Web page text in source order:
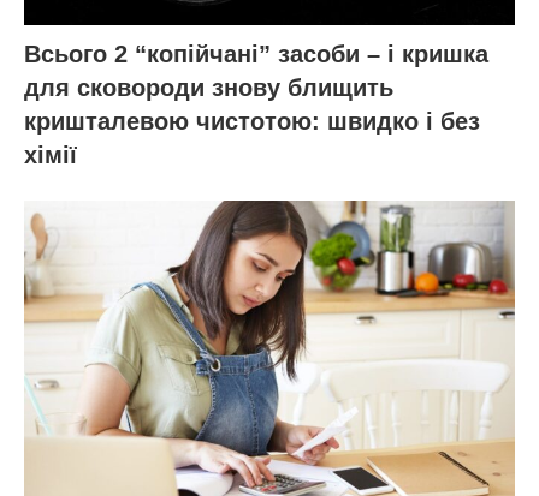
Всього 2 “копійчані” засоби – і кришка
для сковороди знову блищить
кришталевою чистотою: швидко і без
хімії